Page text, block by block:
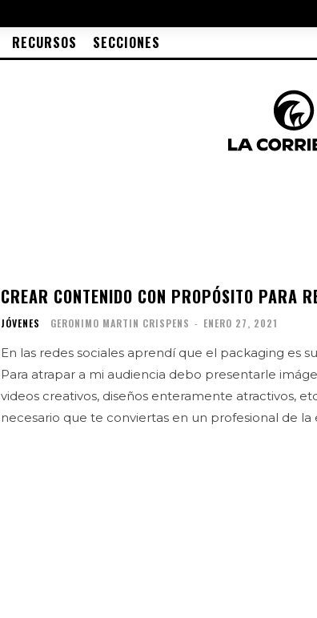
RECURSOS SECCIONES
CREAR CONTENIDO CON PROPÓSITO PARA
JÓVENES GERONIMO MARTIN CRISPENS - ENERO 27, 2021
En las redes sociales aprendí que el packaging es
Para atrapar a mi audiencia debo presentarle
videos creativos, diseños enteramente atractivos,
necesario que te conviertas en un profesional de la